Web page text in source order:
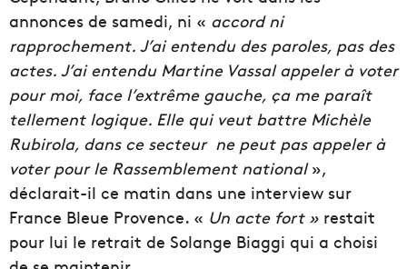
annonces de samedi, ni « accord ni
rapprochement. J’ai entendu des paroles, pas des
actes. J’ai entendu Martine Vassal appeler à voter
pour moi, face l’extrême gauche, ça me paraît
tellement logique. Elle qui veut battre Michèle
Rubirola, dans ce secteur ne peut pas appeler à
voter pour le Rassemblement national»,
déclarait-il ce matin dans une interview sur
France Bleue Provence. « Un acte fort » restait
pour lui le retrait de Solange Biaggi qui a choisi